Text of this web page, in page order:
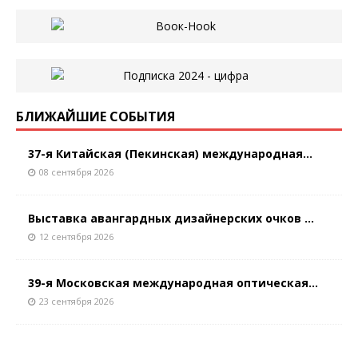
БЛИЖАЙШИЕ СОБЫТИЯ
37-я Китайская (Пекинская) международная...
08 сентября 2026
Выставка авангардных дизайнерских очков ...
12 сентября 2026
39-я Московская международная оптическая...
23 сентября 2026